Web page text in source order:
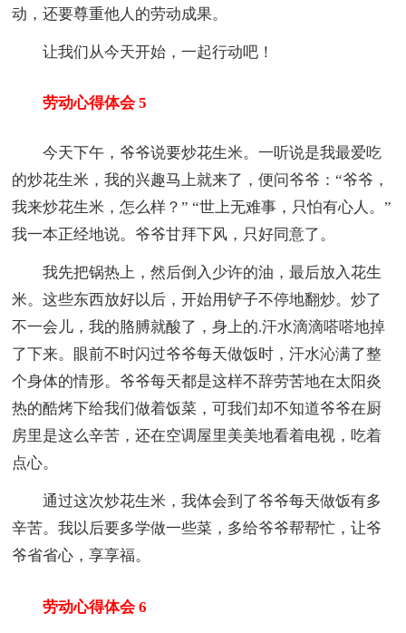
动，还要尊重他人的劳动成果。
让我们从今天开始，一起行动吧！
劳动心得体会 5
今天下午，爷爷说要炒花生米。一听说是我最爱吃
的炒花生米，我的兴趣马上就来了，便问爷爷：“爷爷，
我来炒花生米，怎么样？” “世上无难事，只怕有心人。”
我一本正经地说。爷爷甘拜下风，只好同意了。
我先把锅热上，然后倒入少许的油，最后放入花生
米。这些东西放好以后，开始用铲子不停地翻炒。炒了
不一会儿，我的胳膊就酸了，身上的.汗水滴滴嗒嗒地掉
了下来。眼前不时闪过爷爷每天做饭时，汗水沁满了整
个身体的情形。爷爷每天都是这样不辞劳苦地在太阳炎
热的酷烤下给我们做着饭菜，可我们却不知道爷爷在厨
房里是这么辛苦，还在空调屋里美美地看着电视，吃着
点心。
通过这次炒花生米，我体会到了爷爷每天做饭有多
辛苦。我以后要多学做一些菜，多给爷爷帮帮忙，让爷
爷省省心，享享福。
劳动心得体会 6